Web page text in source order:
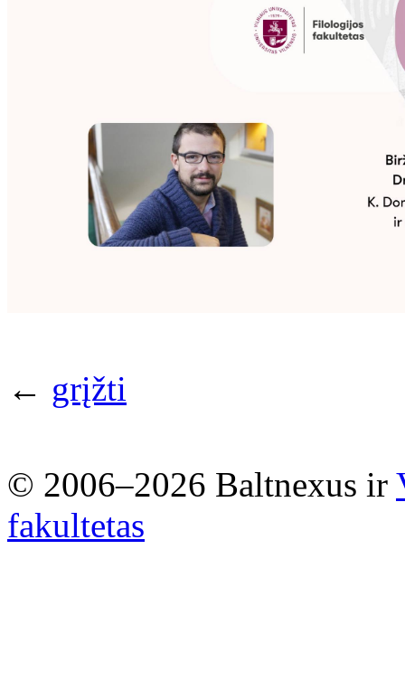
← grįžti
© 2006–2026 Baltnexus ir
fakultetas